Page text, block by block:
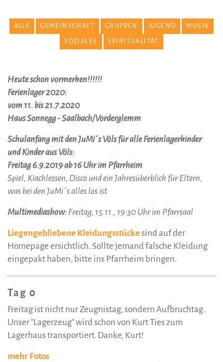
ALLE GEMEINSCHAFT GRUPPEN JUGEND MUSIK
SOZIALES SPIRITUALITÄT
Heute schon vormerken!!!!!!
Ferienlager 2020:
vom 11. bis 21.7.2020
Haus Sonnegg - Saalbach/Vorderglemm
Schulanfang mit den JuMi´s Völs für alle Ferienlagerkinder
und Kinder aus Völs:
Freitag 6.9.2019 ab 16 Uhr im Pfarrheim
Spiel, Kiachlessen, Disco und ein Jahresüberblick für Eltern,
was bei den JuMi´s alles los ist.
Multimediashow: Freitag, 15.11., 19:30 Uhr im Pfarrsaal
Liegengebliebene Kleidungsstückesind auf der
Homepage ersichtlich. Sollte jemand falsche Kleidung
eingepakt haben, bitte ins Pfarrheim bringen.
Tag 0
Freitag ist nicht nur Zeugnistag, sondern Aufbruchtag.
Unser "Lagerzeug" wird schon von Kurt Ties zum
Lagerhaus transportiert. Danke, Kurt!
mehr Fotos